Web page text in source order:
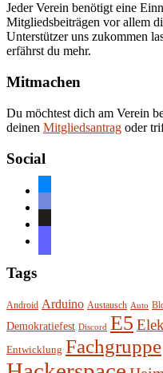
Jeder Verein benötigt eine
Mitgliedsbeiträgen vor allem
Unterstützer uns zukommen
erfährst du mehr.
Mitmachen
Du möchtest dich am Verein
deinen Mitgliedsantrag oder
Social
Tags
Android Arduino Austausch Auto
Demokratiefest Discord E5
Entwicklung Fachgruppe